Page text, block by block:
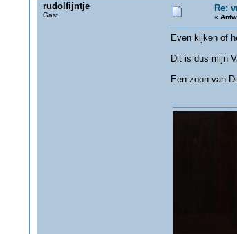
rudolfijntje
Gast
Re:
«
Even kijken of
Dit is dus mijn
Een zoon van